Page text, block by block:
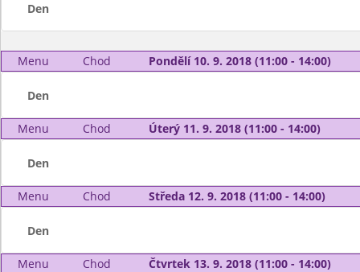
Den
Menu Chod Pondělí 10. 9. 2018 (11:00 - 14:00)
Den
Menu Chod Úterý 11. 9. 2018 (11:00 - 14:00)
Den
Menu Chod Středa 12. 9. 2018 (11:00 - 14:00)
Den
Menu Chod Čtvrtek 13. 9. 2018 (11:00 - 14:00)